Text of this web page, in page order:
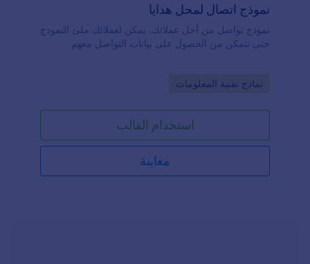
نموذج اتصال لمحل هدايا
نموذج تواصل من أجل عملائك. يمكن لعملائك ملئ النموذج
حتى تتمكن من الحصول على بيانات التواصل معهم
Go to Category:
نماذج تقنية المعلومات
استخدام القالب
معاينة